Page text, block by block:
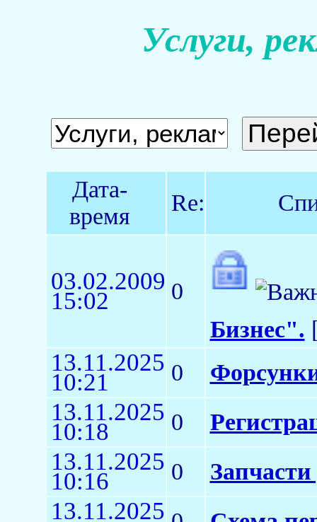
Услуги,
Дата-
время
Re:
03.02.2009
15:02
0
Бизнес".
13.11.2025
10:21 0
13.11.2025
10:18 0
13.11.2025
10:16 0 Запчасти
13.11.2025